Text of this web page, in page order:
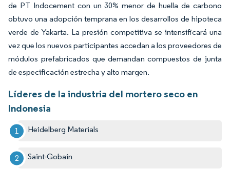
de PT Indocement con un 30% menor de huella de carbono
obtuvo una adopción temprana en los desarrollos de hipoteca
verde de Yakarta. La presión competitiva se intensificará una
vez que los nuevos participantes accedan a los proveedores de
módulos prefabricados que demandan compuestos de junta
de especificación estrecha y alto margen.
Líderes de la industria del mortero seco en
Indonesia
Heidelberg Materials
Saint-Gobain